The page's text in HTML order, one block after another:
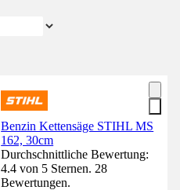
Benzin Kettensäge STIHL MS
162, 30cm
Durchschnittliche Bewertung:
4.4 von 5 Sternen. 28
Bewertungen.